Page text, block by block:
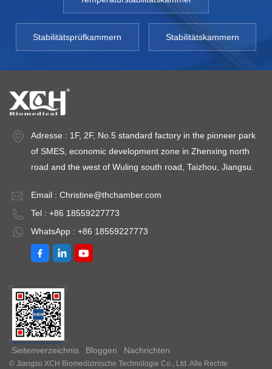
Stabilitätsprüfkammern Stabilitätskammern
Adresse : 1F, 2F, No.5 standard factory in the pioneer park
of SMES, economic development zone in Zhenxing north
road and the west of Wuling south road, Taizhou, Jiangsu.
Email : Christine@thchamber.com
Tel : +86 18559227773
WhatsApp : +86 18559227773
Seitenverzeichnis Bloggen Nachrichten
© Jiangsu XCH Biomedizinische Technologie Co., Ltd. Alle Rechte